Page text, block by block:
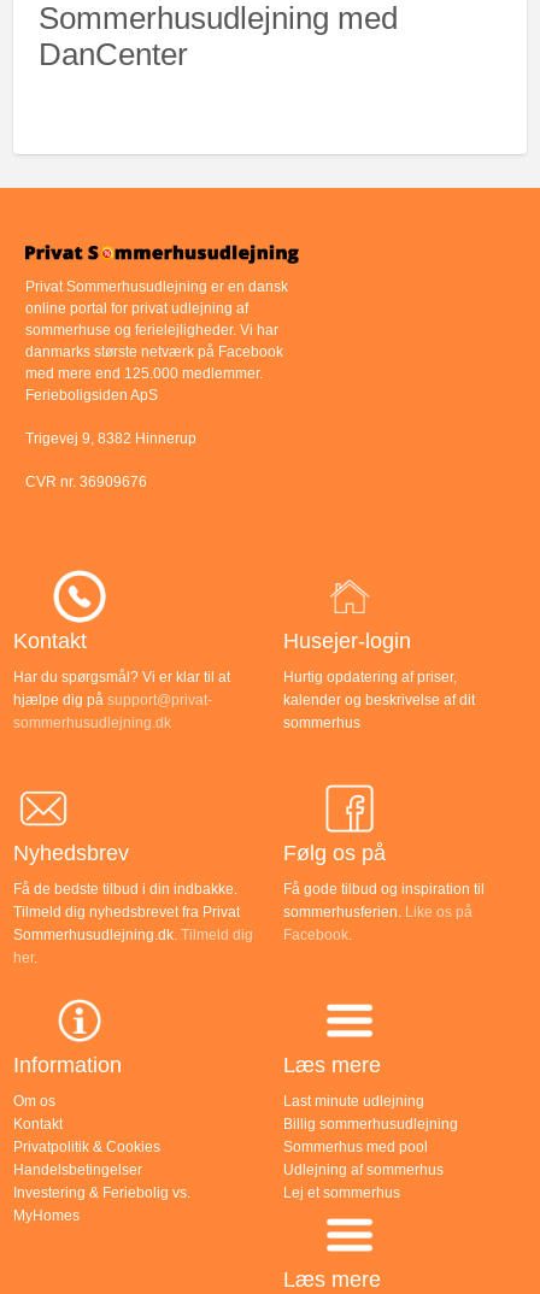
Sommerhusudlejning med
DanCenter
Privat Sommerhusudlejning er en dansk
online portal for privat udlejning af
sommerhuse og ferielejligheder. Vi har
danmarks største netværk på Facebook
med mere end 125.000 medlemmer.
Ferieboligsiden ApS
Trigevej 9, 8382 Hinnerup
CVR nr. 36909676
Kontakt
Har du spørgsmål? Vi er klar til at
hjælpe dig på support@privat-
sommerhusudlejning.dk
Husejer-login
Hurtig opdatering af priser,
kalender og beskrivelse af dit
sommerhus
Nyhedsbrev
Få de bedste tilbud i din indbakke.
Tilmeld dig nyhedsbrevet fra Privat
Sommerhusudlejning.dk.Tilmeld dig
her.
Følg os på
Få gode tilbud og inspiration til
sommerhusferien. Like os på
Facebook.
Information
Om os
Kontakt
Privatpolitik & Cookies
Handelsbetingelser
Investering & Feriebolig vs.
MyHomes
Læs mere
Last minute udlejning
Billig sommerhusudlejning
Sommerhus med pool
Udlejning af sommerhus
Lej et sommerhus
Læs mere